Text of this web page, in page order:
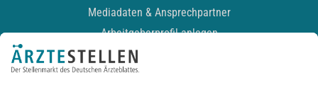
Mediadaten & Ansprechpartner
Arbeitgeberprofil anlegen
Recruiting-Podcast